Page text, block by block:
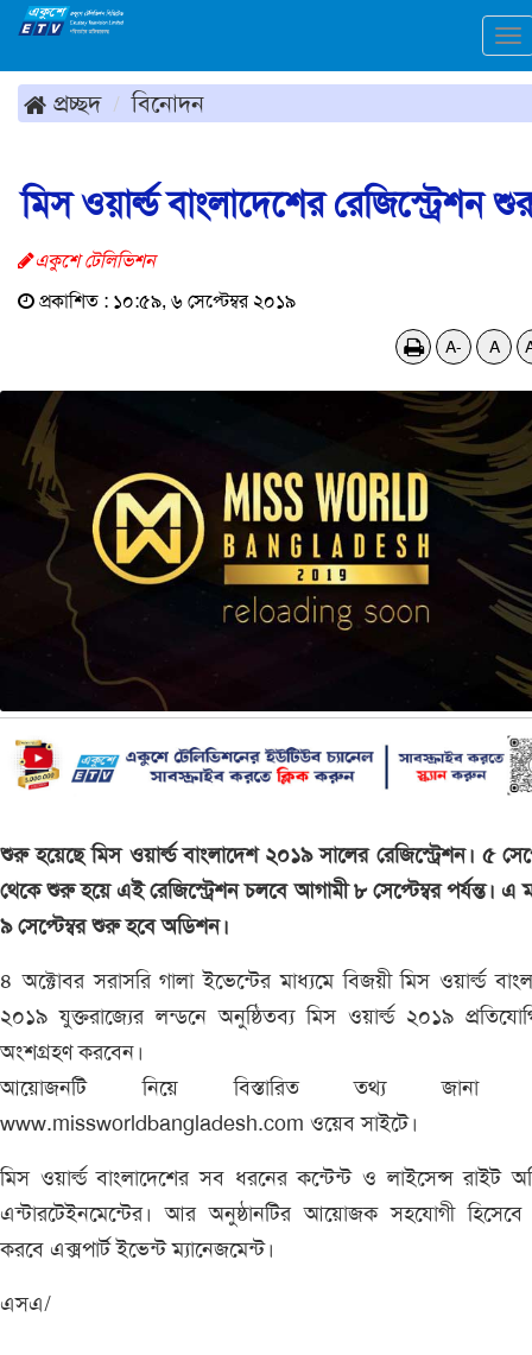
প্রচ্ছদ বিনোদন
মিস ওয়ার্ল্ড বাংলাদেশের রেজিস্ট্রেশন
একুশে টেলিভিশন
প্রকাশিত : ১০:৫৯, ৬ সেপ্টেম্বর ২০১৯
A- A
শুরু হয়েছে মিস ওয়ার্ল্ড বাংলাদেশ ২০১৯ সালের রেজিস্ট্রেশন। ৫
থেকে শুরু হয়ে এই রেজিস্ট্রেশন চলবে আগামী ৮ সেপ্টেম্বর পর্যন্ত। এ
৯ সেপ্টেম্বর শুরু হবে অডিশন।
৪ অক্টোবর সরাসরি গালা ইভেন্টের মাধ্যমে বিজয়ী মিস ওয়ার্ল্ড
২০১৯ যুক্তরাজ্যের লন্ডনে অনুষ্ঠিতব্য মিস ওয়ার্ল্ড ২০১৯
অংশগ্রহণ করবেন।
আয়োজনটি নিয়ে বিস্তারিত তথ্য জানা
www.missworldbangladesh.com ওয়েব সাইটে।
মিস ওয়ার্ল্ড বাংলাদেশের সব ধরনের কন্টেন্ট ও লাইসেন্স রাইট
এন্টারটেইনমেন্টের। আর অনুষ্ঠানটির আয়োজক সহযোগী
করবে এক্সপার্ট ইভেন্ট ম্যানেজমেন্ট।
এসএ/